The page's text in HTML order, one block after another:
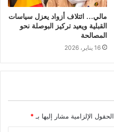
مالي… ائتلاف أزواد يعزل سياسات
القبلية ويعيد تركيز البوصلة نحو
المصالحة
16 يناير، 2026
الحقول الإلزامية مشار إليها بـ *